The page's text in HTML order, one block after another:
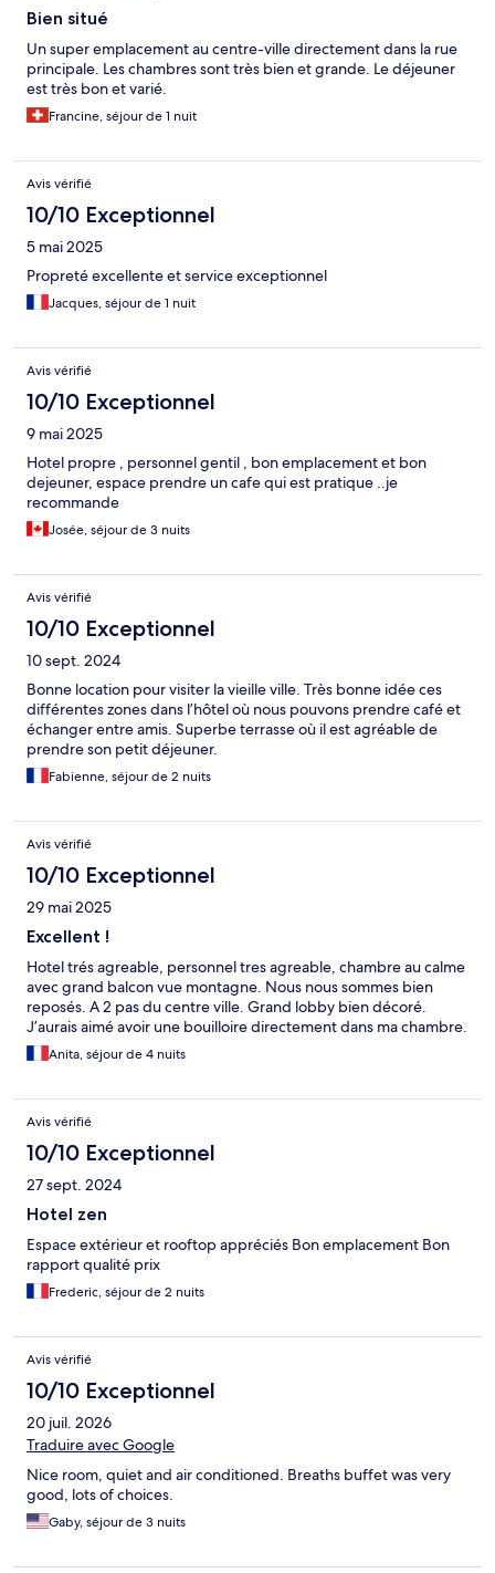
Bien situé
Un super emplacement au centre-ville directement dans la rue
principale. Les chambres sont très bien et grande. Le déjeuner
est très bon et varié.
Francine, séjour de 1 nuit
Avis vérifié
10/10 Exceptionnel
5 mai 2025
Propreté excellente et service exceptionnel
Jacques, séjour de 1 nuit
Avis vérifié
10/10 Exceptionnel
9 mai 2025
Hotel propre , personnel gentil , bon emplacement et bon
dejeuner, espace prendre un cafe qui est pratique ..je
recommande
Josée, séjour de 3 nuits
Avis vérifié
10/10 Exceptionnel
10 sept. 2024
Bonne location pour visiter la vieille ville. Très bonne idée ces
différentes zones dans l’hôtel où nous pouvons prendre café et
échanger entre amis. Superbe terrasse où il est agréable de
prendre son petit déjeuner.
Fabienne, séjour de 2 nuits
Avis vérifié
10/10 Exceptionnel
29 mai 2025
Excellent !
Hotel trés agreable, personnel tres agreable, chambre au calme
avec grand balcon vue montagne. Nous nous sommes bien
reposés. A 2 pas du centre ville. Grand lobby bien décoré.
J’aurais aimé avoir une bouilloire directement dans ma chambre.
Anita, séjour de 4 nuits
Avis vérifié
10/10 Exceptionnel
27 sept. 2024
Hotel zen
Espace extérieur et rooftop appréciés Bon emplacement Bon
rapport qualité prix
Frederic, séjour de 2 nuits
Avis vérifié
10/10 Exceptionnel
20 juil. 2026
Traduire avec Google
Nice room, quiet and air conditioned. Breaths buffet was very
good, lots of choices.
Gaby, séjour de 3 nuits